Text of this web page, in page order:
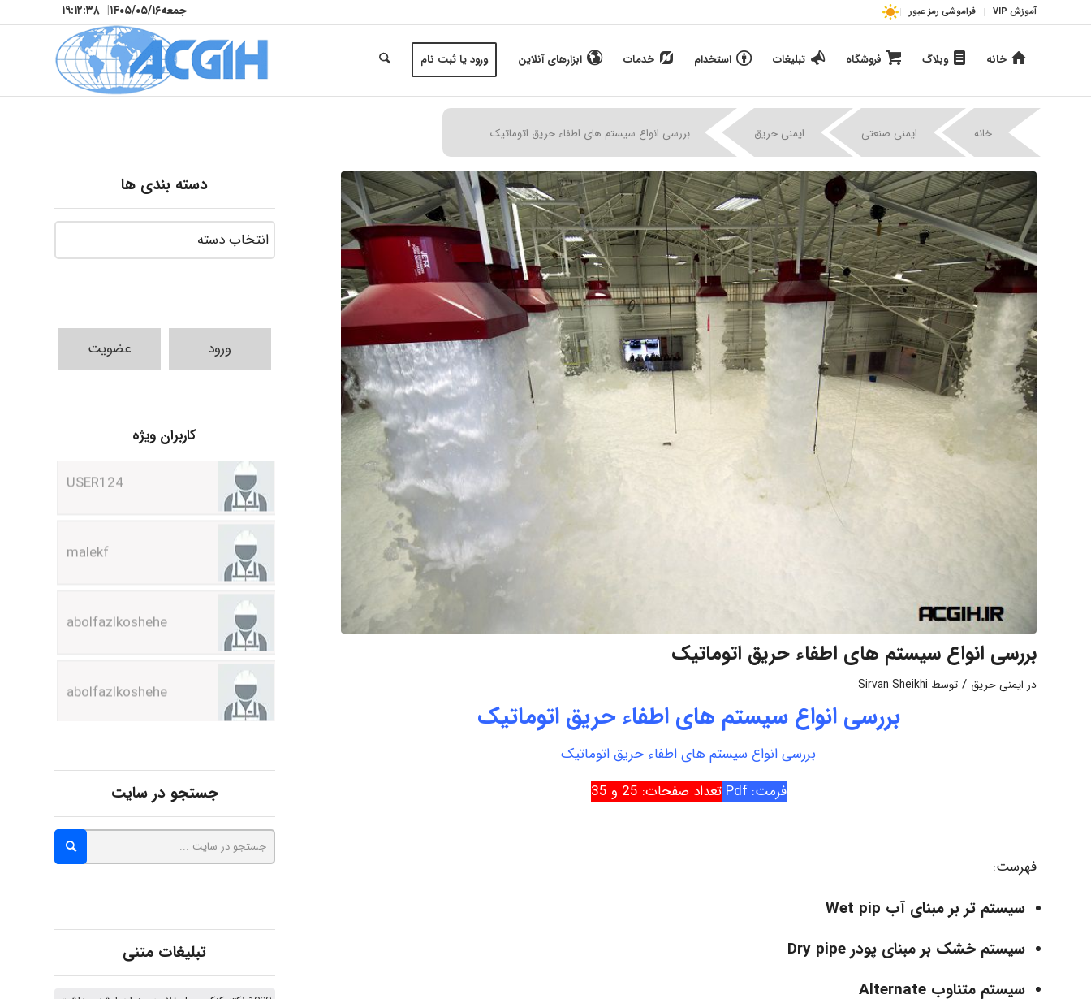
آموزش VIP فراموشی رمز عبور جمعه۱۴۰۵/۰۵/۱۶| ۱۹:۱۲:۴۰
خانه وبلاگ فروشگاه تبلیغات استخدام خدمات ابزارهای آنلاین ورود یا ثبت نام
خانه ایمنی صنعتی | ایمنی حریق بررسی انواع سیستم های اطفاء حریق اتوماتیک
بررسی انواع سیستم های اطفاء حریق اتوماتیک
در ایمنی حریق / توسط Sirvan Sheikhi
بررسی انواع سیستم های اطفاء حریق اتوماتیک
بررسی انواع سیستم های اطفاء حریق اتوماتیک
فرمت: Pdf
تعداد صفحات: 25 و 35
فهرست:
سیستم تر بر مبنای آب Wet pip
سیستم خشک بر مبنای پودر Dry pipe
سیستم متناوب Alternate
دسته بندی ها
ورود عضویت
کاربران ویژه
malekf
abolfazlkoshehe
abolfazlkoshehe
A.balandeh
fatima
Jafar Tym
Poubakhtiari
جستجو در سایت
تبلیغات متنی